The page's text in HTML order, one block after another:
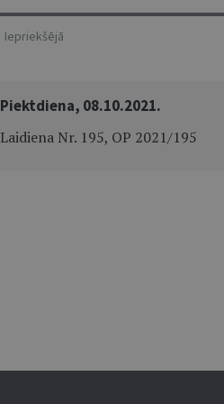
Iepriekšējā
Piektdiena, 08.10.2021.
Laidiena Nr. 195, OP 2021/195